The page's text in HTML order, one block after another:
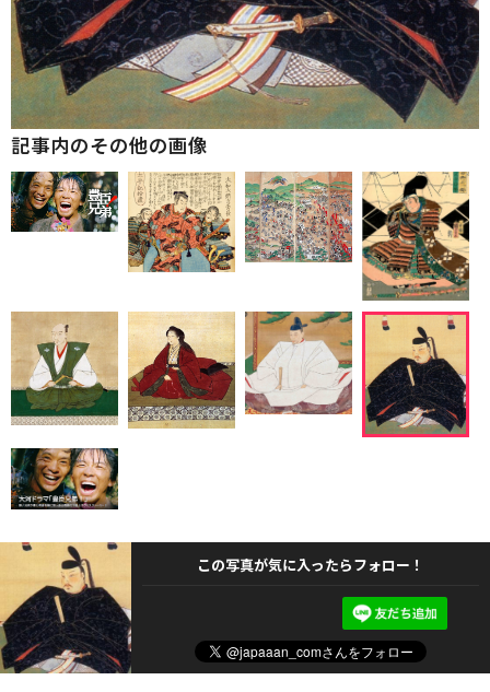
記事内のその他の画像
この写真が気に入ったらフォロー！